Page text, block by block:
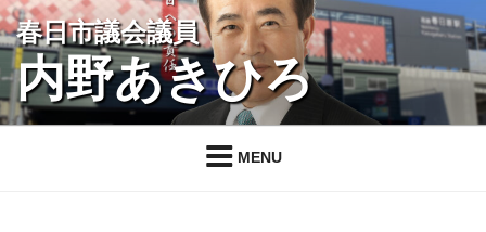
コ
ン
ツ
春日市議会議員
内野あきひろ
MENU